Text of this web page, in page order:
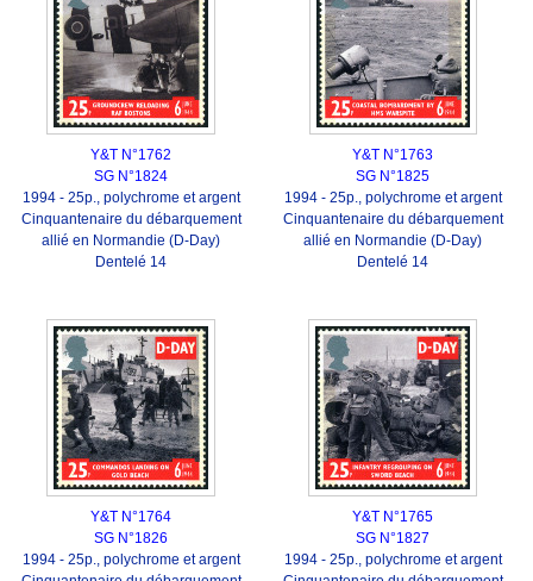
Y&T N°1762
SG N°1824
1994 - 25p., polychrome et argent
Cinquantenaire du débarquement
allié en Normandie (D-Day)
Dentelé 14
Y&T N°1763
SG N°1825
1994 - 25p., polychrome et argent
Cinquantenaire du débarquement
allié en Normandie (D-Day)
Dentelé 14
Y&T N°1764
SG N°1826
1994 - 25p., polychrome et argent
Y&T N°1765
SG N°1827
1994 - 25p., polychrome et argent